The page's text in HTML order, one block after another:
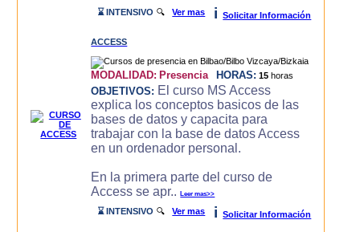
⌛ INTENSIVO 🔍Ver mas i Solicitar Información
ACCESS
MODALIDAD: Presencia HORAS: 15 horas
OBJETIVOS: El curso MS Access
explica los conceptos basicos de las
bases de datos y capacita para
trabajar con la base de datos Access
en un ordenador personal.
En la primera parte del curso de
Access se apr..Leer mas>>
⌛ INTENSIVO 🔍Ver mas i Solicitar Información